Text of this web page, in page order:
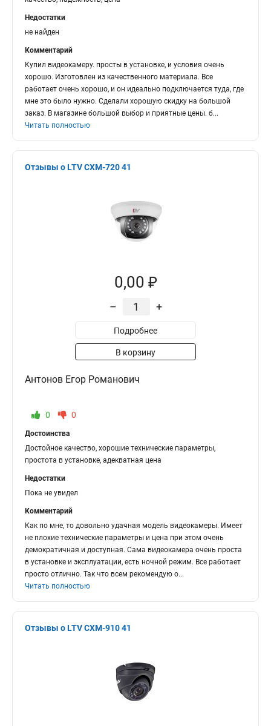
Недостатки
не найден
Комментарий
Купил видеокамеру. просты в установке, и условия очень
хорошо. Изготовлен из качественного материала. Все
работает очень хорошо, и он идеально подключается туда, где
мне это было нужно. Сделали хорошую скидку на большой
заказ. В магазине большой выбор и приятные цены. б...
Читать полностью
Отзывы о LTV CXM-720 41
0,00 ₽
– +
Подробнее
В корзину
Антонов Егор Романович
0 0
Достоинства
Достойное качество, хорошие технические параметры,
простота в установке, адекватная цена
Недостатки
Пока не увидел
Комментарий
Как по мне, то довольно удачная модель видеокамеры. Имеет
не плохие технические параметры и цена при этом очень
демократичная и доступная. Сама видеокамера очень проста
в установке и эксплуатации, есть ночной режим. Все работает
просто отлично. Так что всем рекомендую о...
Читать полностью
Отзывы о LTV CXM-910 41